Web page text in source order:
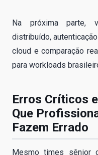
Na próxima parte,
distribuído,
cloud e comparação
para workloads
Erros Críticos
Que
Fazem Errado
Mesmo times sênior